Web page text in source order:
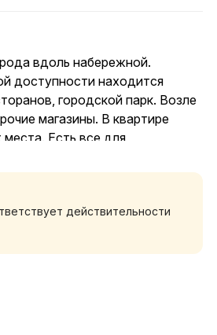
вдоль набережной.
доступности находится
городской парк. Возле
магазины. В квартире
Есть все для
сутки и более длительный
чек.
действительности